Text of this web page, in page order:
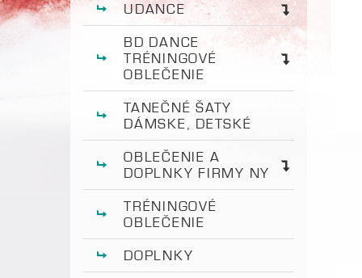
UDANCE
BD DANCE
TRÉNINGOVÉ
OBLEČENIE
TANEČNÉ ŠATY
DÁMSKE, DETSKÉ
OBLEČENIE A
DOPLNKY FIRMY NY
TRÉNINGOVÉ
OBLEČENIE
DOPLNKY